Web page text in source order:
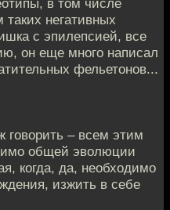
в том числе
негативных
с эпилепсией, все
он еще много написал
фельетонов...
говорить – всем этим
общей эволюции
когда, да, необходимо
изжить в себе